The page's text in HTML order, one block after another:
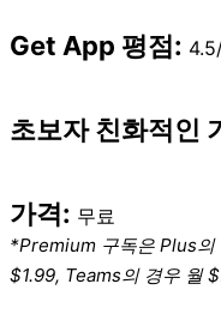
Get App 평점:
초보자 친화적인
가격: 무료
*Premium 구독은 Plus
$1.99, Teams의 경우 월